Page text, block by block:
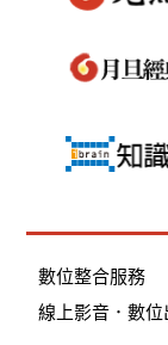
數位整合服務
線上影音 ．數位